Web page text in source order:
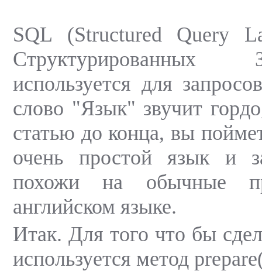
SQL (Structured Query
используется для
слово "Язык" звучит
статью до конца, вы
очень простой язык и
похожи на обычные
английском языке.
Итак. Для того что бы
используется метод